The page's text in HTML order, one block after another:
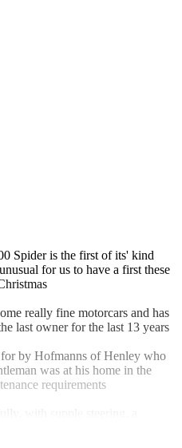
Spider is the first of its' kind
for us to have a first these
really fine motorcars and has
last owner for the last 13 years
for by Hofmanns of Henley who
was at his home in the
requirements
by the strong pull &
and gearbox, as well as